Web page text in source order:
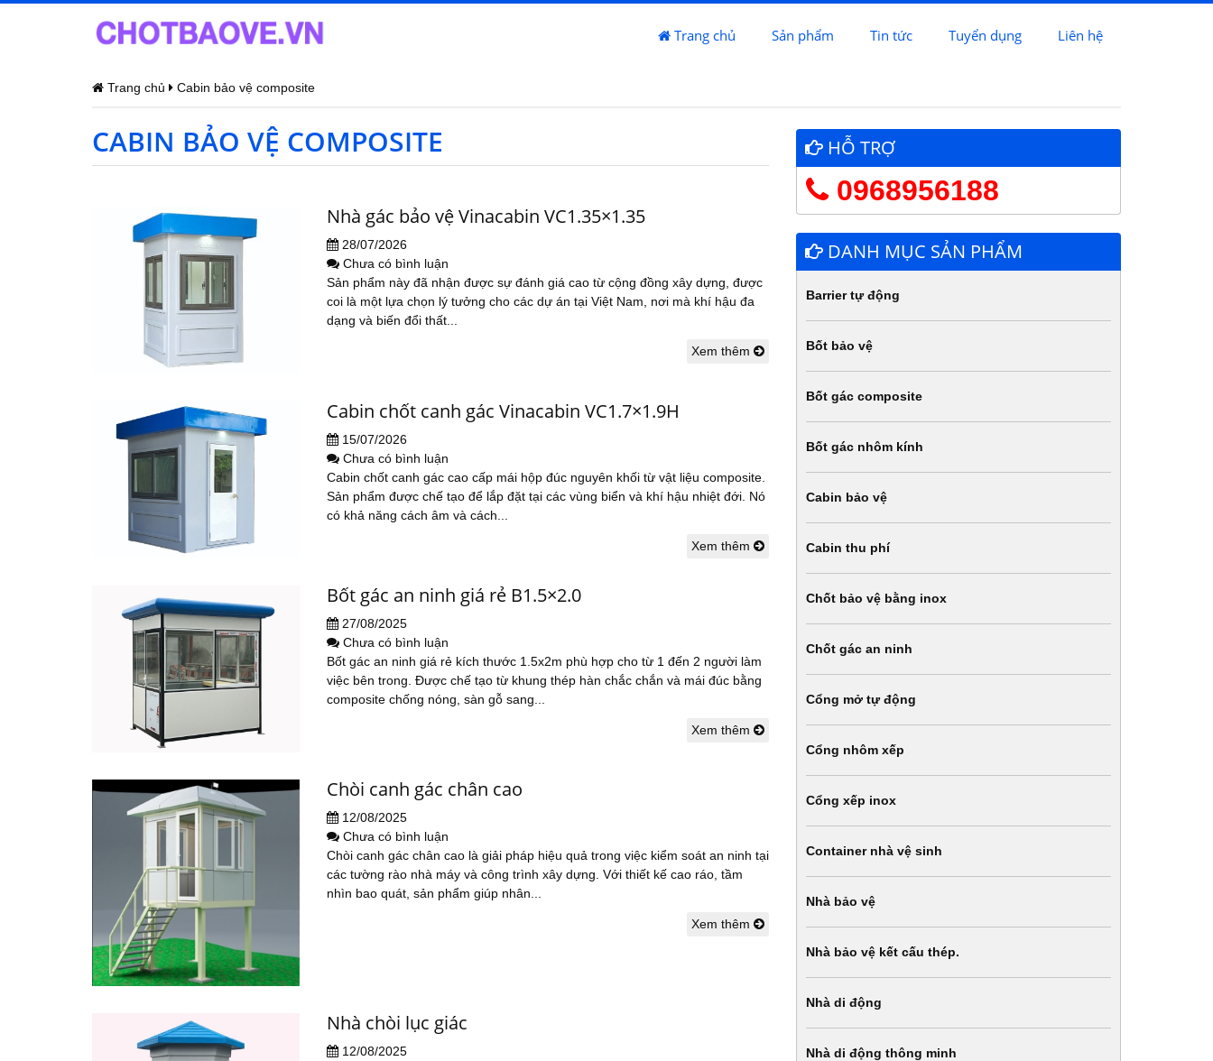
Trang chủ Sản phẩm Tin tức Tuyển dụng Liên hệ
Trang chủ Cabin bảo vệ composite
CABIN BẢO VỆ COMPOSITE
Nhà gác bảo vệ Vinacabin VC1.35×1.35
28/07/2026
Chưa có bình luận
Sản phẩm này đã nhận được sự đánh giá cao từ cộng đồng xây dựng, được
coi là một lựa chọn lý tưởng cho các dự án tại Việt Nam, nơi mà khí hậu đa
dạng và biến đổi thất...
Xem thêm
Cabin chốt canh gác Vinacabin VC1.7×1.9H
15/07/2026
Chưa có bình luận
Cabin chốt canh gác cao cấp mái hộp đúc nguyên khối từ vật liệu composite.
Sản phẩm được chế tạo để lắp đặt tại các vùng biển và khí hậu nhiệt đới. Nó
có khả năng cách âm và cách...
Xem thêm
Bốt gác an ninh giá rẻ B1.5×2.0
27/08/2025
Chưa có bình luận
Bốt gác an ninh giá rẻ kích thước 1.5x2m phù hợp cho từ 1 đến 2 người làm
việc bên trong. Được chế tạo từ khung thép hàn chắc chắn và mái đúc bằng
composite chống nóng, sàn gỗ sang...
Xem thêm
Chòi canh gác chân cao
12/08/2025
Chưa có bình luận
Chòi canh gác chân cao là giải pháp hiệu quả trong việc kiểm soát an ninh tại
các tường rào nhà máy và công trình xây dựng. Với thiết kế cao ráo, tầm
nhìn bao quát, sản phẩm giúp nhân...
Xem thêm
Nhà chòi lục giác
12/08/2025
HỖ TRỢ
0968956188
DANH MỤC SẢN PHẨM
Barrier tự động
Bốt bảo vệ
Bốt gác composite
Bốt gác nhôm kính
Cabin bảo vệ
Cabin thu phí
Chốt bảo vệ bằng inox
Chốt gác an ninh
Cổng mở tự động
Cổng nhôm xếp
Cổng xếp inox
Container nhà vệ sinh
Nhà bảo vệ
Nhà bảo vệ kết cấu thép.
Nhà di động
Nhà di động thông minh